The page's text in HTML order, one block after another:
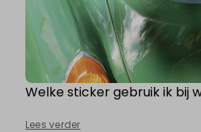
Welke sticker gebruik ik bij
Lees verder